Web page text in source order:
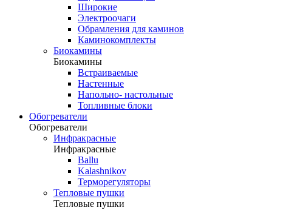
Широкие
Электроочаги
Обрамления для каминов
Каминокомплекты
Биокамины
Биокамины
Встраиваемые
Настенные
Напольно- настольные
Топливные блоки
Обогреватели
Обогреватели
Инфракрасные
Инфракрасные
Ballu
Kalashnikov
Терморегуляторы
Тепловые пушки
Тепловые пушки